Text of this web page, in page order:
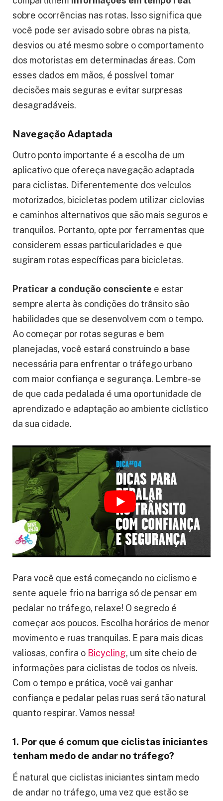
sobre ocorrências nas rotas. Isso significa que
você pode ser avisado sobre obras na pista,
desvios ou até mesmo sobre o comportamento
dos motoristas em determinadas áreas. Com
esses dados em mãos, é possível tomar
decisões mais seguras e evitar surpresas
desagradáveis.
Navegação Adaptada
Outro ponto importante é a escolha de um
aplicativo que ofereça navegação adaptada
para ciclistas. Diferentemente dos veículos
motorizados, bicicletas podem utilizar ciclovias
e caminhos alternativos que são mais seguros e
tranquilos. Portanto, opte por ferramentas que
considerem essas particularidades e que
sugiram rotas específicas para bicicletas.
Praticar a condução consciente e estar
sempre alerta às condições do trânsito são
habilidades que se desenvolvem com o tempo.
Ao começar por rotas seguras e bem
planejadas, você estará construindo a base
necessária para enfrentar o tráfego urbano
com maior confiança e segurança. Lembre-se
de que cada pedalada é uma oportunidade de
aprendizado e adaptação ao ambiente ciclístico
da sua cidade.
Para você que está começando no ciclismo e
sente aquele frio na barriga só de pensar em
pedalar no tráfego, relaxe! O segredo é
começar aos poucos. Escolha horários de menor
movimento e ruas tranquilas. E para mais dicas
valiosas, confira o Bicycling, um site cheio de
informações para ciclistas de todos os níveis.
Com o tempo e prática, você vai ganhar
confiança e pedalar pelas ruas será tão natural
quanto respirar. Vamos nessa!
1. Por que é comum que ciclistas iniciantes
tenham medo de andar no tráfego?
É natural que ciclistas iniciantes sintam medo
de andar no tráfego, uma vez que estão se